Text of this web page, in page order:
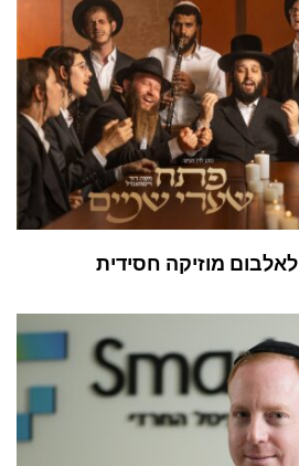
מוזיקה חסידית